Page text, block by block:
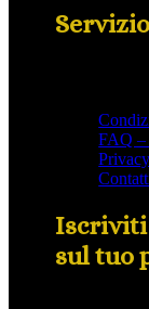
FAQ –
Iscriviti
sul tuo